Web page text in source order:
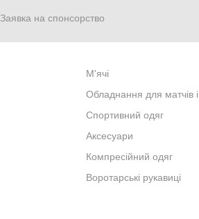
Заявка на спонсорство
М'ячі
Обладнання для матчів
Спортивний одяг
Аксесуари
Компресійний одяг
Воротарські рукавиці